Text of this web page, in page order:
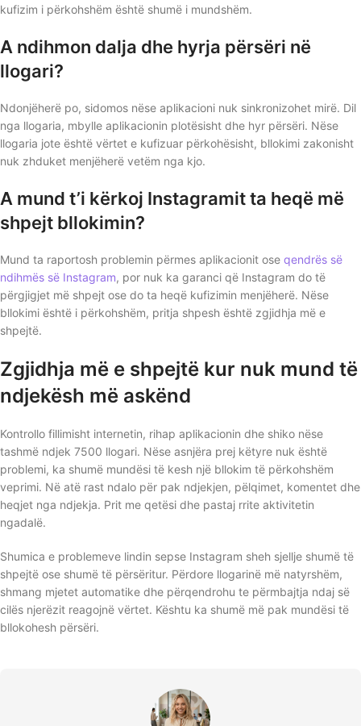
kufizim i përkohshëm është shumë i mundshëm.
A ndihmon dalja dhe hyrja përsëri në
llogari?
Ndonjëherë po, sidomos nëse aplikacioni nuk sinkronizohet mirë. Dil
nga llogaria, mbylle aplikacionin plotësisht dhe hyr përsëri. Nëse
llogaria jote është vërtet e kufizuar përkohësisht, bllokimi zakonisht
nuk zhduket menjëherë vetëm nga kjo.
A mund t’i kërkoj Instagramit ta heqë më
shpejt bllokimin?
Mund ta raportosh problemin përmes aplikacionit ose qendrës së
ndihmës së Instagram, por nuk ka garanci që Instagram do të
përgjigjet më shpejt ose do ta heqë kufizimin menjëherë. Nëse
bllokimi është i përkohshëm, pritja shpesh është zgjidhja më e
shpejtë.
Zgjidhja më e shpejtë kur nuk mund të
ndjekësh më askënd
Kontrollo fillimisht internetin, rihap aplikacionin dhe shiko nëse
tashmë ndjek 7500 llogari. Nëse asnjëra prej këtyre nuk është
problemi, ka shumë mundësi të kesh një bllokim të përkohshëm
veprimi. Në atë rast ndalo për pak ndjekjen, pëlqimet, komentet dhe
heqjet nga ndjekja. Prit me qetësi dhe pastaj rrite aktivitetin
ngadalë.
Shumica e problemeve lindin sepse Instagram sheh sjellje shumë të
shpejtë ose shumë të përsëritur. Përdore llogarinë më natyrshëm,
shmang mjetet automatike dhe përqendrohu te përmbajtja ndaj së
cilës njerëzit reagojnë vërtet. Kështu ka shumë më pak mundësi të
bllokohesh përsëri.